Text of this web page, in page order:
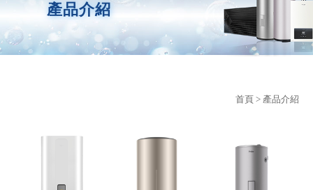
產品介紹
首頁 > 產品介紹